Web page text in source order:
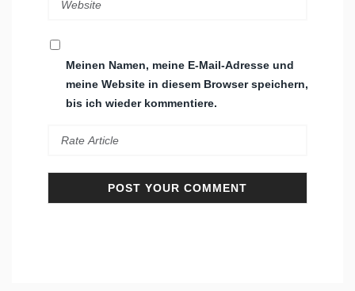
Meinen Namen, meine E-Mail-Adresse und
meine Website in diesem Browser speichern,
bis ich wieder kommentiere.